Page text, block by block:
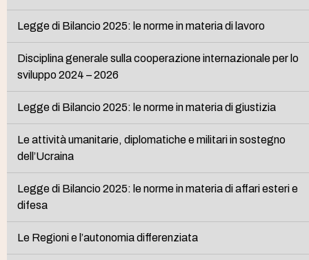
Legge di Bilancio 2025: le norme in materia di lavoro
Disciplina generale sulla cooperazione internazionale per lo
sviluppo 2024 – 2026
Legge di Bilancio 2025: le norme in materia di giustizia
Le attività umanitarie, diplomatiche e militari in sostegno
dell’Ucraina
Legge di Bilancio 2025: le norme in materia di affari esteri e
difesa
Le Regioni e l’autonomia differenziata